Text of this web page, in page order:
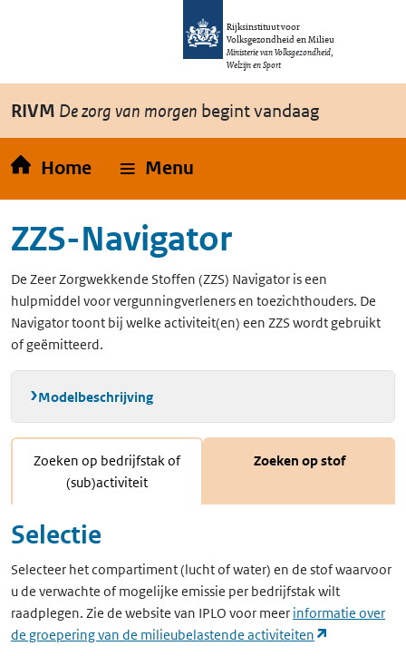
Overslaan en naar de inhoud gaan
Rijksinstituut voor
Volksgezondheid en Milieu
Ministerie van Volksgezondheid,
Welzijn en Sport
RIVM De zorg van morgen begint vandaag
Home Menu
ZZS-Navigator
De Zeer Zorgwekkende Stoffen (ZZS) Navigator is een
hulpmiddel voor vergunningverleners en toezichthouders. De
Navigator toont bij welke activiteit(en) een ZZS wordt gebruikt
of geëmitteerd.
Modelbeschrijving
Zoeken op bedrijfstak of
(sub)activiteit
Zoeken op stof
Selectie
Selecteer het compartiment (lucht of water) en de stof waarvoor
u de verwachte of mogelijke emissie per bedrijfstak wilt
raadplegen. Zie de website van IPLO voor meer informatie over
de groepering van de milieubelastende activiteiten